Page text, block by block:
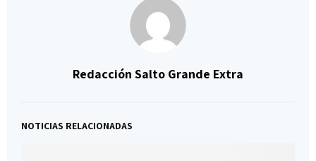
Redacción Salto Grande Extra
NOTICIAS RELACIONADAS